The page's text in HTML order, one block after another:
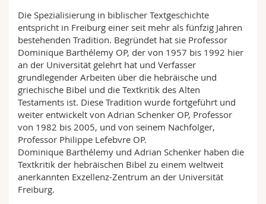
Forschung
Universität
Weiterbildung
Rechtswissenschaftliche Fak.
Wirtschafts- und Sozialwissenschaftliche Fak.
Philosophische Fak.
Fak. für Erziehungs- und Bildungswissenschaften
Math.-Nat. und Med. Fak.
Studieninteressierte
Studierende
Medien
Forschende
Mitarbeitende
Ressourcen
Personenverzeichnis
Ortsplan
Bibliotheken
Webmail
Die Spezialisierung in biblischer Textgeschichte
entspricht in Freiburg einer seit mehr als fünfzig Jahren
bestehenden Tradition. Begründet hat sie Professor
Dominique Barthélemy OP, der von 1957 bis 1992 hier
an der Universität gelehrt hat und Verfasser
grundlegender Arbeiten über die hebräische und
griechische Bibel und die Textkritik des Alten
Testaments ist. Diese Tradition wurde fortgeführt und
weiter entwickelt von Adrian Schenker OP, Professor
von 1982 bis 2005, und von seinem Nachfolger,
Professor Philippe Lefebvre OP.
Dominique Barthélemy und Adrian Schenker haben die
Textkritik der hebräischen Bibel zu einem weltweit
anerkannten Exzellenz-Zentrum an der Universität
Freiburg.